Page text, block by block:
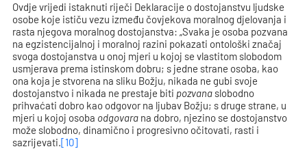
Ovdje vrijedi istaknuti riječi Deklaracije o dostojanstvu ljudske
osobe koje ističu vezu između čovjekova moralnog djelovanja i
rasta njegova moralnog dostojanstva: „Svaka je osoba pozvana
na egzistencijalnoj i moralnoj razini pokazati ontološki značaj
svoga dostojanstva u onoj mjeri u kojoj se vlastitom slobodom
usmjerava prema istinskom dobru; s jedne strane osoba, kao
ona koja je stvorena na sliku Božju, nikada ne gubi svoje
dostojanstvo i nikada ne prestaje biti pozvana slobodno
prihvaćati dobro kao odgovor na ljubav Božju; s druge strane, u
mjeri u kojoj osoba odgovara na dobro, njezino se dostojanstvo
može slobodno, dinamično i progresivno očitovati, rasti i
sazrijevati.[10]